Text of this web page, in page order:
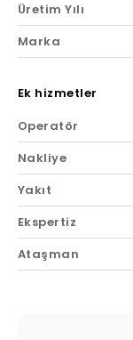
Üretim Yılı
Marka
Ek hizmetler
Operatör
Nakliye
Yakıt
Ekspertiz
Ataşman